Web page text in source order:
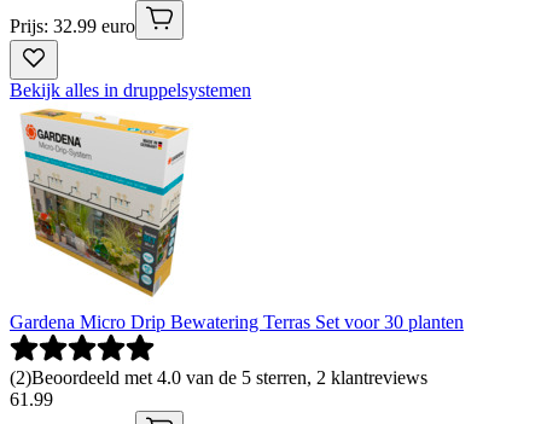
Prijs: 32.99 euro
Bekijk alles in druppelsystemen
Gardena Micro Drip Bewatering Terras Set voor 30 planten
(2)Beoordeeld met 4.0 van de 5 sterren, 2 klantreviews
61 .99